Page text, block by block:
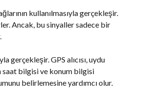
kullanılmasıyla gerçekleşir.
Ancak, bu sinyaller sadece bir
gerçekleşir. GPS alıcısı, uydu
saat bilgisi ve konum bilgisi
belirlemesine yardımcı olur.